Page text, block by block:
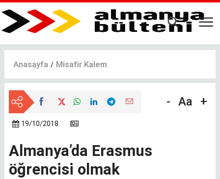
Ana
içeriğe
Anasayfa Misafir Kalem
- Aa +
19/10/2018
Almanya’da Erasmus
öğrencisi olmak